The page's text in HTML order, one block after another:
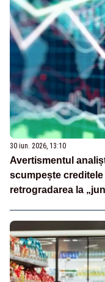
30 iun. 2026, 13:10
Avertismentul
scumpește
retrogradarea la